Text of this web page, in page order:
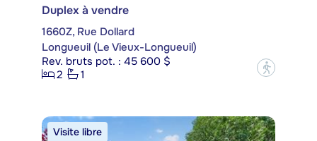
Duplex à vendre
1660Z, Rue Dollard
Longueuil (Le Vieux-Longueuil)
Rev. bruts pot. : 45 600 $
2
1 ?
Visite libre